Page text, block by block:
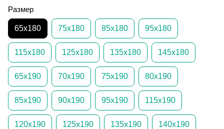
Размер
65х180 75х180 85х180 95х180
115х180 125х180 135х180 145х180
65х190 70х190 75х190 80х190
85х190 90х190 95х190 115х190
120х190 125х190 135х190 140х190